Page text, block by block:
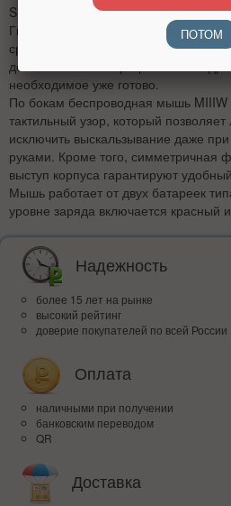
Silent работает с собственным
Ггц, достаточно вставить его в
сразу приступать к работе. Не нужно
дополнительные программы или
необходимое уже готово.
По бокам беспроводная мышь
тактильный узор, который
исключить выскальзывание даже
руками. Кроме того, симметричная
выступ корпуса гарантируют
Мышь работает от двух батареек
уровне заряда включается красный
Надежность
более 15 лет на рынке
высокий рейтинг
доверие покупателей по всей России
Оплата
наличными при получении
банковским переводом
QR
Доставка
ПОТОМ